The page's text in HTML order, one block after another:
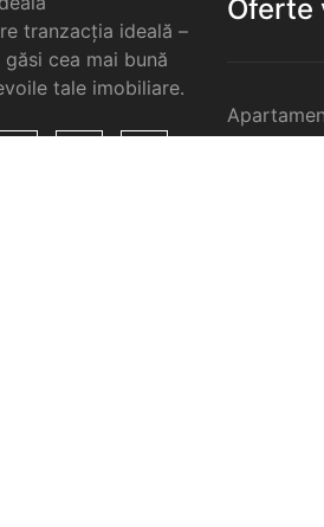
tranzacția ideală –
cea mai bună
tale imobiliare.
Oferte